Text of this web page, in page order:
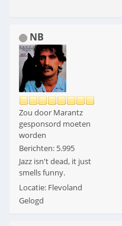
NB
Zou door Marantz
gesponsord moeten
worden
Berichten: 5.995
Jazz isn't dead, it just
smells funny.
Locatie: Flevoland
Gelogd